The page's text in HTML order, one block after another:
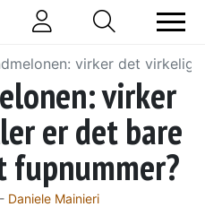
virker det
virker
er det bare
fupnummer?
Daniele Mainieri